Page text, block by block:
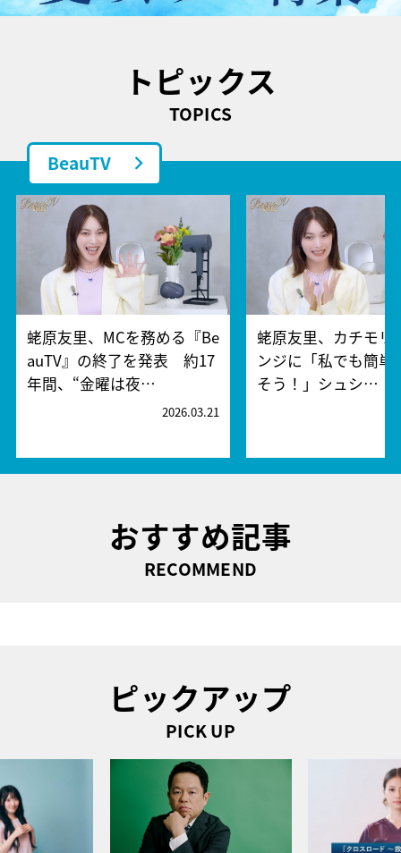
トピックス
TOPICS
BeauTV
蛯原友里、MCを務める『Be
auTV』の終了を発表 約17
年間、“金曜は夜…
2026.03.21
蛯原友里、カチモリ
ンジに「私でも簡単
そう！」シュシ…
おすすめ記事
RECOMMEND
ピックアップ
PICK UP